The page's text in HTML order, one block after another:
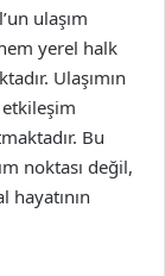
ulaşım
yerel halk
Ulaşımın
Bu
noktası değil,
hayatının